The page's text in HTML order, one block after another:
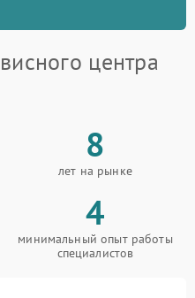
центра
8
лет на рынке
4
минимальный опыт работы
специалистов